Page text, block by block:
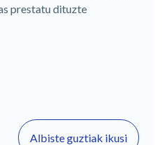
prestatu dituzte
Albiste guztiak ikusi